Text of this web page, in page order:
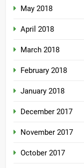
May 2018
April 2018
March 2018
February 2018
January 2018
December 2017
November 2017
October 2017